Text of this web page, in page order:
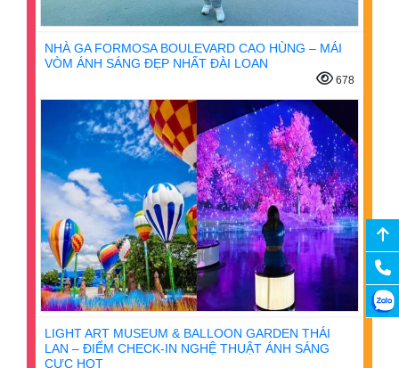
NHÀ GA FORMOSA BOULEVARD CAO HÙNG – MÁI
VÒM ÁNH SÁNG ĐẸP NHẤT ĐÀI LOAN
678
LIGHT ART MUSEUM & BALLOON GARDEN THÁI
LAN – ĐIỂM CHECK-IN NGHỆ THUẬT ÁNH SÁNG
CỰC HOT